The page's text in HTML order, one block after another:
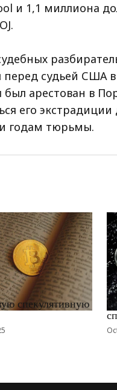
и 1,1 миллиона
перед судьей США
был арестован в
его
годам тюрьмы.
спекулятивную